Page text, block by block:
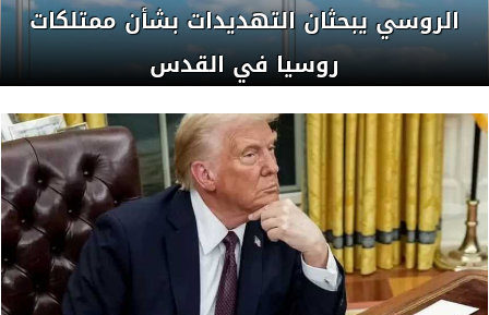
اتصالات مصرية مكثفة لتسوية الملف النووي